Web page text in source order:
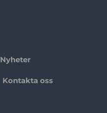
Nyheter
Kontakta oss